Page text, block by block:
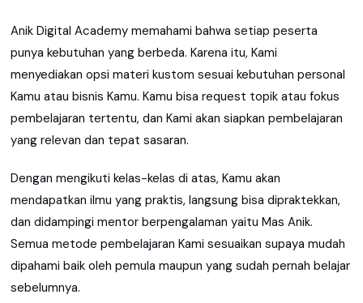
Anik Digital Academy memahami bahwa setiap peserta
punya kebutuhan yang berbeda. Karena itu, Kami
menyediakan opsi materi kustom sesuai kebutuhan personal
Kamu atau bisnis Kamu. Kamu bisa request topik atau fokus
pembelajaran tertentu, dan Kami akan siapkan pembelajaran
yang relevan dan tepat sasaran.
Dengan mengikuti kelas-kelas di atas, Kamu akan
mendapatkan ilmu yang praktis, langsung bisa dipraktekkan,
dan didampingi mentor berpengalaman yaitu Mas Anik.
Semua metode pembelajaran Kami sesuaikan supaya mudah
dipahami baik oleh pemula maupun yang sudah pernah belajar
sebelumnya.